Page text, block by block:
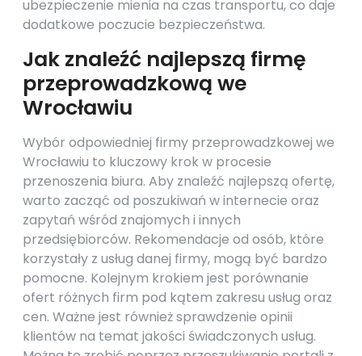
ubezpieczenie mienia na czas transportu, co daje
dodatkowe poczucie bezpieczeństwa.
Jak znaleźć najlepszą firmę
przeprowadzkową we
Wrocławiu
Wybór odpowiedniej firmy przeprowadzkowej we
Wrocławiu to kluczowy krok w procesie
przenoszenia biura. Aby znaleźć najlepszą ofertę,
warto zacząć od poszukiwań w internecie oraz
zapytań wśród znajomych i innych
przedsiębiorców. Rekomendacje od osób, które
korzystały z usług danej firmy, mogą być bardzo
pomocne. Kolejnym krokiem jest porównanie
ofert różnych firm pod kątem zakresu usług oraz
cen. Ważne jest również sprawdzenie opinii
klientów na temat jakości świadczonych usług.